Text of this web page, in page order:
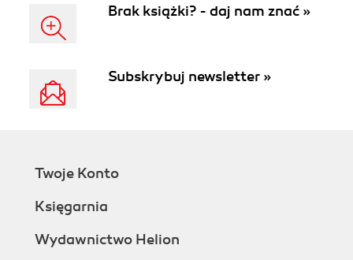
Brak książki? - daj nam znać »
Subskrybuj newsletter »
Twoje Konto
Księgarnia
Wydawnictwo Helion